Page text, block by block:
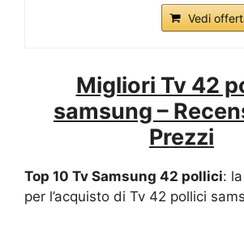
Vedi
Migliori Tv 42
samsung –
Prezzi
Top 10 Tv Samsung 42 pollici:
per l’acquisto di Tv 42 pollici